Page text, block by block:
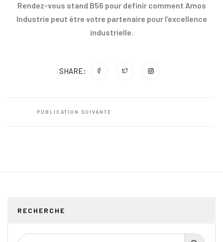
RECHERCHE
Rendez-vous stand B56 pour définir comment Amos
Industrie peut être votre partenaire pour l’excellence
industrielle.
SHARE:
PUBLICATION SUIVANTE